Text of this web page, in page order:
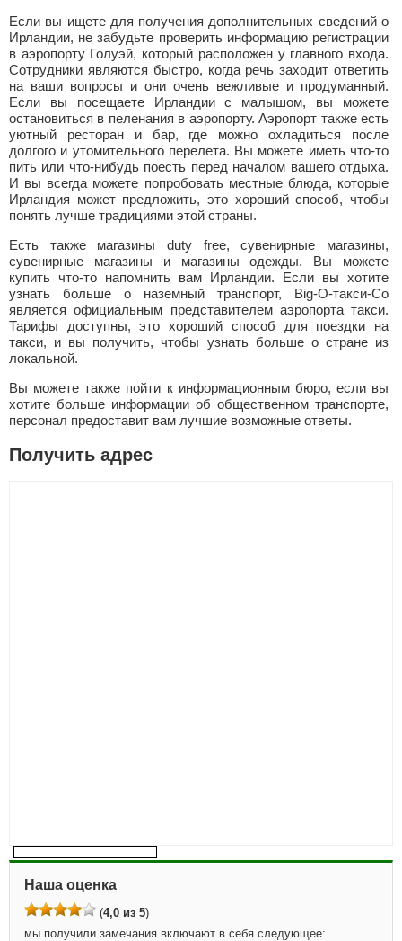
Если вы ищете для получения дополнительных сведений о
Ирландии, не забудьте проверить информацию регистрации
в аэропорту Голуэй, который расположен у главного входа.
Сотрудники являются быстро, когда речь заходит ответить
на ваши вопросы и они очень вежливые и продуманный.
Если вы посещаете Ирландии с малышом, вы можете
остановиться в пеленания в аэропорту. Аэропорт также есть
уютный ресторан и бар, где можно охладиться после
долгого и утомительного перелета. Вы можете иметь что-то
пить или что-нибудь поесть перед началом вашего отдыха.
И вы всегда можете попробовать местные блюда, которые
Ирландия может предложить, это хороший способ, чтобы
понять лучше традициями этой страны.
Есть также магазины duty free, сувенирные магазины,
сувенирные магазины и магазины одежды. Вы можете
купить что-то напомнить вам Ирландии. Если вы хотите
узнать больше о наземный транспорт, Big-O-такси-Co
является официальным представителем аэропорта такси.
Тарифы доступны, это хороший способ для поездки на
такси, и вы получить, чтобы узнать больше о стране из
локальной.
Вы можете также пойти к информационным бюро, если вы
хотите больше информации об общественном транспорте,
персонал предоставит вам лучшие возможные ответы.
Получить адрес
Наша оценка
(4,0 из 5)
мы получили замечания включают в себя следующее: